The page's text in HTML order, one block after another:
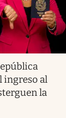
ingreso al
la